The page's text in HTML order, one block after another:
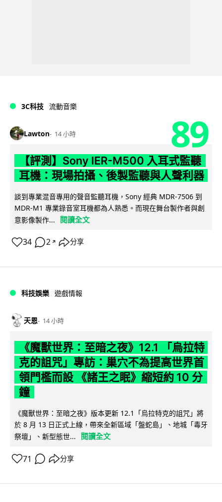
3C科技 流動音樂
Lawton 14 小時 89
【評測】Sony IER-M500 入耳式監聽
耳機：現場拍攝、後製監聽與人聲利器
談到專業混音專用的聲音監聽耳機，Sony 經典 MDR-7506 到
MDR-M1 專業錄音室耳機都為人熟悉。而現在舞台製作者與創
意影像製作...
閱讀全文
34 2 ↗ 分享
科技娛樂 遊戲情報
天恩 14 小時
《魔獸世界：至暗之夜》12.1 「烏拉特
克的詛咒」專訪：巢穴不為提高世界首
領門檻而設 《諸王之眠》縮短約 10 分
鐘
《魔獸世界：至暗之夜》版本更新 12.1「烏拉特克的詛咒」將
於 8 月 13 日正式上線，帶來全新區域「盤蛇島」、地城「毒牙
祭壇」、新型態世...
閱讀全文
71 分享